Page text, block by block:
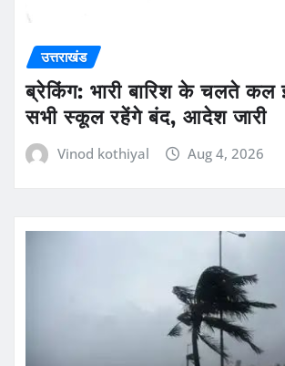
उत्तराखंड
ब्रेकिंग: भारी बारिश के चलते
सभी स्कूल रहेंगे बंद, आदेश जारी
Vinod kothiyal Aug 4, 2026